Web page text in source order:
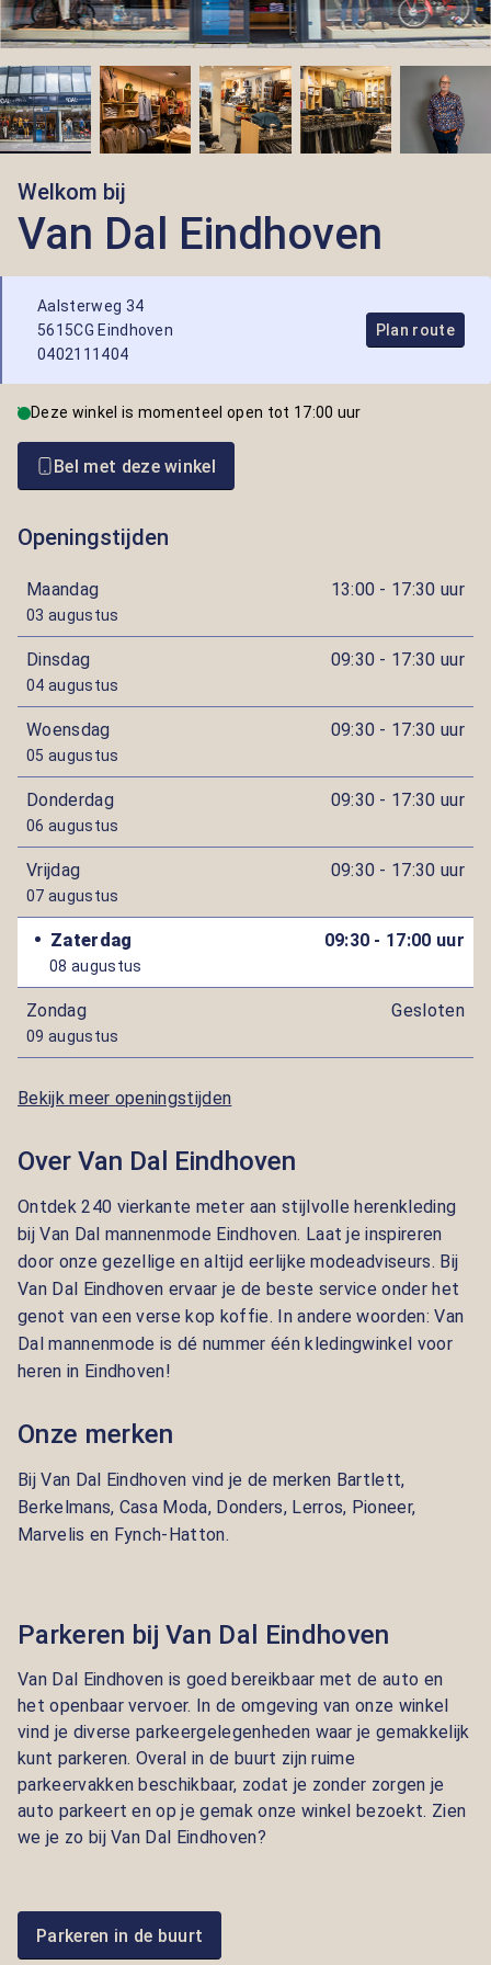
Welkom bij
Van Dal Eindhoven
Aalsterweg 34
5615CG Eindhoven
0402111404
Plan route
Deze winkel is momenteel open tot 17:00 uur
Bel met deze winkel
Openingstijden
Maandag
03 augustus
13:00 - 17:30 uur
Dinsdag
04 augustus
09:30 - 17:30 uur
Woensdag
05 augustus
09:30 - 17:30 uur
Donderdag
06 augustus
09:30 - 17:30 uur
Vrijdag
07 augustus
09:30 - 17:30 uur
Zaterdag
08 augustus
09:30 - 17:00 uur
Zondag
09 augustus
Gesloten
Bekijk meer openingstijden
Over Van Dal Eindhoven
Ontdek 240 vierkante meter aan stijlvolle herenkleding
bij Van Dal mannenmode Eindhoven. Laat je inspireren
door onze gezellige en altijd eerlijke modeadviseurs. Bij
Van Dal Eindhoven ervaar je de beste service onder het
genot van een verse kop koffie. In andere woorden: Van
Dal mannenmode is dé nummer één kledingwinkel voor
heren in Eindhoven!
Onze merken
Bij Van Dal Eindhoven vind je de merken Bartlett,
Berkelmans, Casa Moda, Donders, Lerros, Pioneer,
Marvelis en Fynch-Hatton.
Parkeren bij Van Dal Eindhoven
Van Dal Eindhoven is goed bereikbaar met de auto en
het openbaar vervoer. In de omgeving van onze winkel
vind je diverse parkeergelegenheden waar je gemakkelijk
kunt parkeren. Overal in de buurt zijn ruime
parkeervakken beschikbaar, zodat je zonder zorgen je
auto parkeert en op je gemak onze winkel bezoekt. Zien
we je zo bij Van Dal Eindhoven?
Parkeren in de buurt